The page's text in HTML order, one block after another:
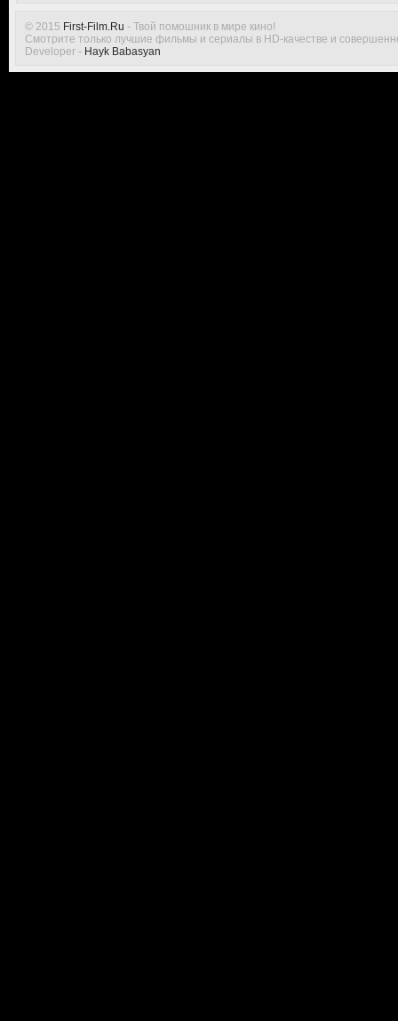
© 2015 First-Film.Ru - Твой помошник в мире кино!
Смотрите только лучшие фильмы и сериалы в HD-качестве и
Developer - Hayk Babasyan